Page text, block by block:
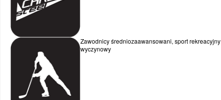
TORBY/PLECAKI
WYPRZEDAŻ
WYPRZEDAŻ
PERSONALIZACJA ODZIEŻY
SPORTREBEL CUSTOM
TURNIEJE
WYPRZEDAŻ
Zawodnicy średniozaawansowani, sport
wyczynowy